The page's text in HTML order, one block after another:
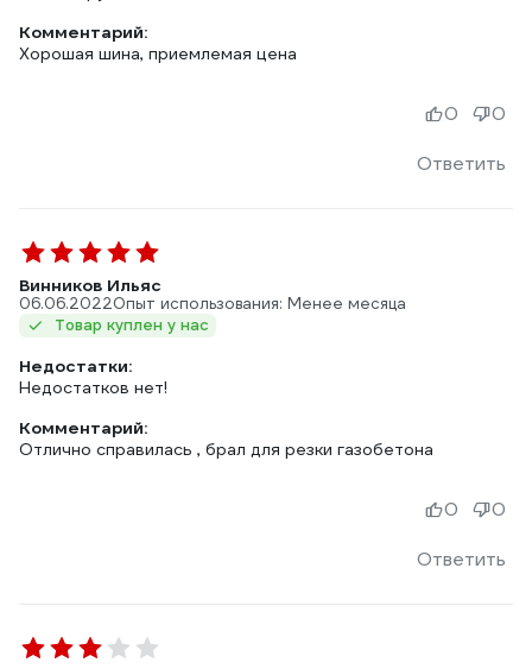
Комментарий:
Хорошая шина, приемлемая цена
Ответить
0 0
Винников Ильяс
06.06.2022Опыт использования: Менее месяца
Товар куплен у нас
Недостатки:
Недостатков нет!
Комментарий:
Отлично справилась , брал для резки газобетона
Ответить
0 0